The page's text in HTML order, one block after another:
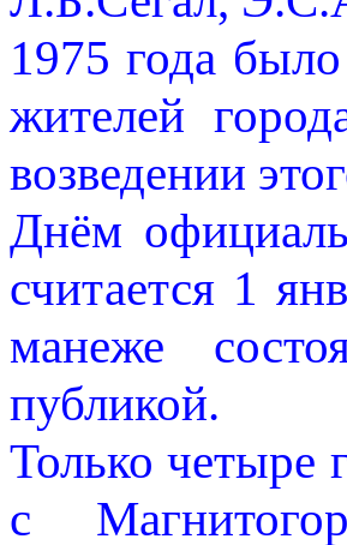
1975 года
жителей
возведении
Днём
считается 1
манеже
публикой.
Только четыре
с